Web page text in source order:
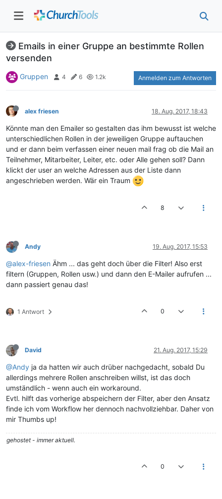
Emails in einer Gruppe an bestimmte Rollen
versenden
Gruppen 4 6 1.2k Anmelden zum Antworten
alex friesen 18. Aug. 2017, 18:43
Könnte man den Emailer so gestalten das ihm bewusst ist welche
unterschiedlichen Rollen in der jeweiligen Gruppe auftauchen
und er dann beim verfassen einer neuen mail frag ob die Mail an
Teilnehmer, Mitarbeiter, Leiter, etc. oder Alle gehen soll? Dann
klickt der user an welche Adressen aus der Liste dann
angeschrieben werden. Wär ein Traum
8
Andy 19. Aug. 2017, 15:53
@alex-friesen Ähm ... das geht doch über die Filter! Also erst
filtern (Gruppen, Rollen usw.) und dann den E-Mailer aufrufen ...
dann passiert genau das!
1 Antwort 0
David 21. Aug. 2017, 15:29
@Andy ja da hatten wir auch drüber nachgedacht, sobald Du
allerdings mehrere Rollen anschreiben willst, ist das doch
umständlich - wenn auch ein workaround.
Evtl. hilft das vorherige abspeichern der Filter, aber den Ansatz
finde ich vom Workflow her dennoch nachvollziehbar. Daher von
mir Thumbs up!
gehostet - immer aktuell.
0